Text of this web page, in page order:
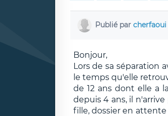
Publié par cherfaoui
Bonjour,
Lors de sa séparation
le temps qu'elle
de 12 ans dont elle a
depuis 4 ans, il
fille, dossier en